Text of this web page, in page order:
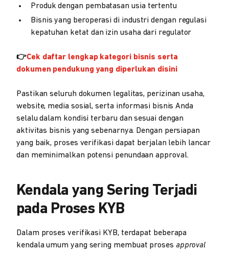
Produk dengan pembatasan usia tertentu
Bisnis yang beroperasi di industri dengan regulasi
kepatuhan ketat dan izin usaha dari regulator
👉Cek daftar lengkap kategori bisnis serta
dokumen pendukung yang diperlukan disini
Pastikan seluruh dokumen legalitas, perizinan usaha,
website, media sosial, serta informasi bisnis Anda
selalu dalam kondisi terbaru dan sesuai dengan
aktivitas bisnis yang sebenarnya. Dengan persiapan
yang baik, proses verifikasi dapat berjalan lebih lancar
dan meminimalkan potensi penundaan approval.
Kendala yang Sering Terjadi
pada Proses KYB
Dalam proses verifikasi KYB, terdapat beberapa
kendala umum yang sering membuat proses approval